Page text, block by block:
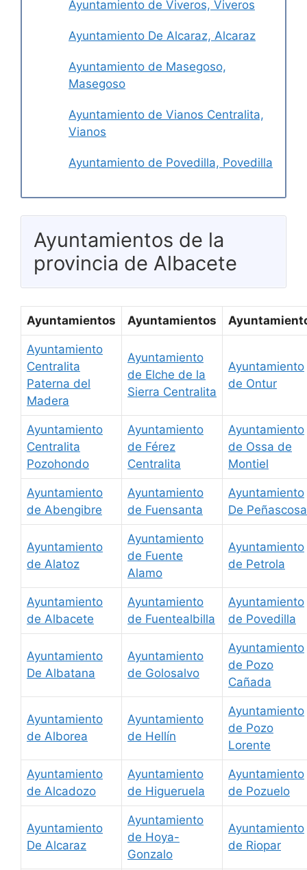
Ayuntamiento de Viveros, Viveros
Ayuntamiento De Alcaraz, Alcaraz
Ayuntamiento de Masegoso,
Masegoso
Ayuntamiento de Vianos Centralita,
Vianos
Ayuntamiento de Povedilla, Povedilla
Ayuntamientos de la
provincia de Albacete
Ayuntamientos Ayuntamientos
Ayuntamiento
Centralita
Paterna del
Madera
Ayuntamiento
de Elche de la
Sierra Centralita
Ayuntamiento
de Ontur
Ayuntamiento
Centralita
Pozohondo
Ayuntamiento
de Férez
Centralita
Ayuntamiento
de Ossa de
Montiel
Ayuntamiento
de Abengibre
Ayuntamiento
de Fuensanta
Ayuntamiento
De Peñascosa
Ayuntamiento
de Alatoz
Ayuntamiento
de Fuente
Alamo
Ayuntamiento
de Petrola
Ayuntamiento
de Albacete
Ayuntamiento
de Fuentealbilla
Ayuntamiento
de Povedilla
Ayuntamiento
De Albatana
Ayuntamiento
de Golosalvo
Ayuntamiento
de Pozo
Cañada
Ayuntamiento
de Alborea
Ayuntamiento
de Hellín
Ayuntamiento
de Pozo
Lorente
Ayuntamiento
de Alcadozo
Ayuntamiento
de Higueruela
Ayuntamiento
de Pozuelo
Ayuntamiento
De Alcaraz
Ayuntamiento
de Hoya-
Gonzalo
Ayuntamiento
de Riopar